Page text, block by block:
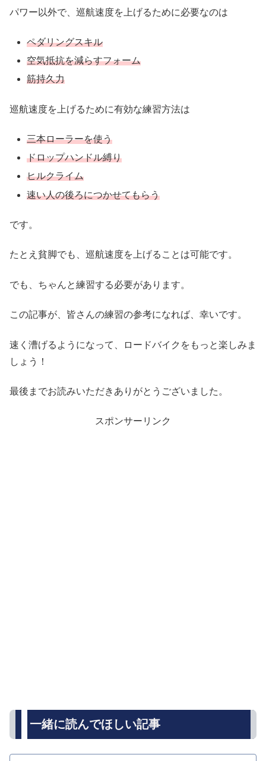
パワー以外で、巡航速度を上げるために必要なのは
ペダリングスキル
空気抵抗を減らすフォーム
筋持久力
巡航速度を上げるために有効な練習方法は
三本ローラーを使う
ドロップハンドル縛り
ヒルクライム
速い人の後ろにつかせてもらう
です。
たとえ貧脚でも、巡航速度を上げることは可能です。
でも、ちゃんと練習する必要があります。
この記事が、皆さんの練習の参考になれば、幸いです。
速く漕げるようになって、ロードバイクをもっと楽しみま
しょう！
最後までお読みいただきありがとうございました。
スポンサーリンク
一緒に読んでほしい記事